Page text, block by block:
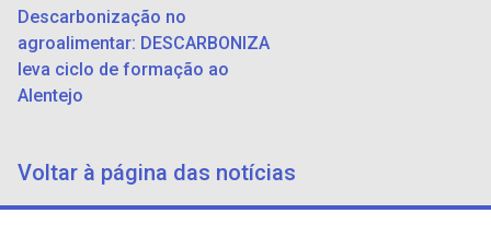
Descarbonização no
agroalimentar: DESCARBONIZA
leva ciclo de formação ao
Alentejo
Voltar à página das notícias